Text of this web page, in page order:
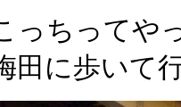
っちってや
田に歩いて